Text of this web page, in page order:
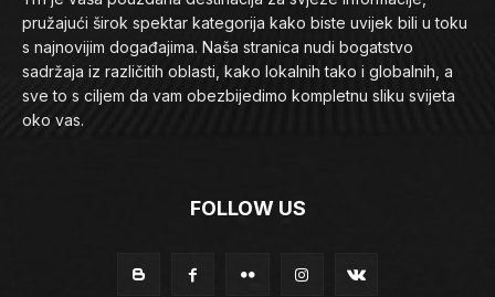
pružajući širok spektar kategorija kako biste uvijek bili u toku
s najnovijim događajima. Naša stranica nudi bogatstvo
sadržaja iz različitih oblasti, kako lokalnih tako i globalnih, a
sve to s ciljem da vam obezbijedimo kompletnu sliku svijeta
oko vas.
FOLLOW US